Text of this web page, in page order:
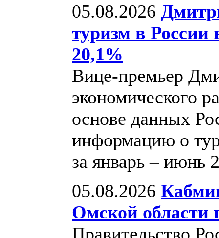
05.08.2026
туризм в России
20,1%
Вице-премьер
экономического
основе данных
информацию о
за январь – июнь
05.08.2026
Омской области
Правительство